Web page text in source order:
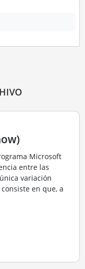
Microsoft
entre las
variación
en que, a